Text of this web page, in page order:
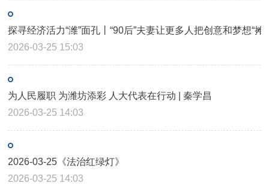
探寻经济活力“潍”面孔丨“90后”夫妻让更多人把创意和梦想“摊
2026-03-25 15:03
为人民履职 为潍坊添彩 人大代表在行动 | 秦学昌
2026-03-25 14:03
2026-03-25《法治红绿灯》
2026-03-25 14:03